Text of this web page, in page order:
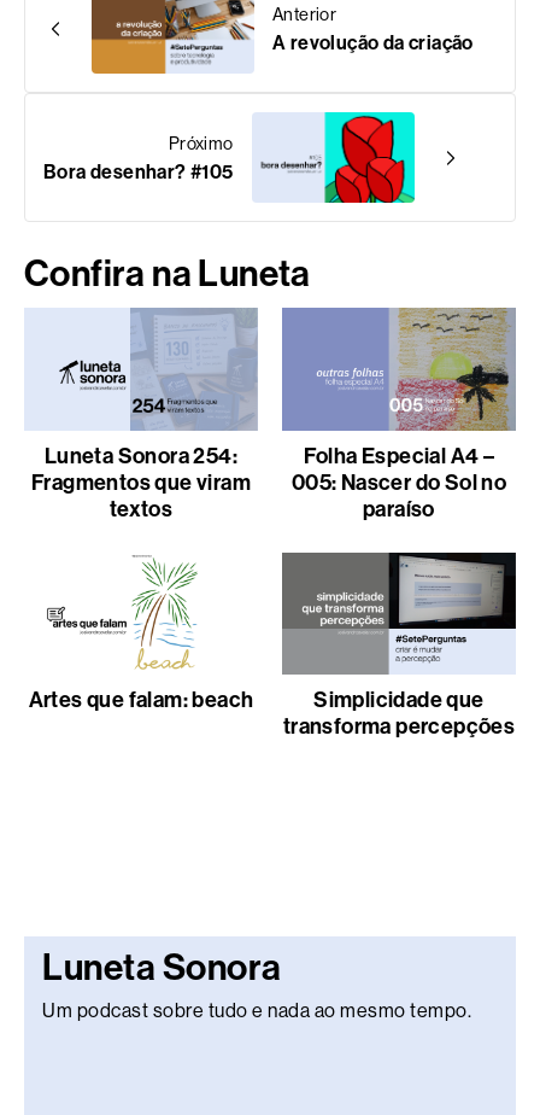
Anterior
A revolução da criação
Próximo
Bora desenhar? #105
Confira na Luneta
Luneta Sonora 254:
Fragmentos que viram
textos
Folha Especial A4 –
005: Nascer do Sol no
paraíso
Artes que falam: beach
Simplicidade que
transforma percepções
Luneta Sonora
Um podcast sobre tudo e nada ao mesmo tempo.